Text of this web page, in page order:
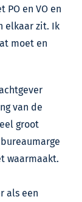
PO en VO en
elkaar zit. Ik
moet en
van de
groot
waarmaakt.
als een